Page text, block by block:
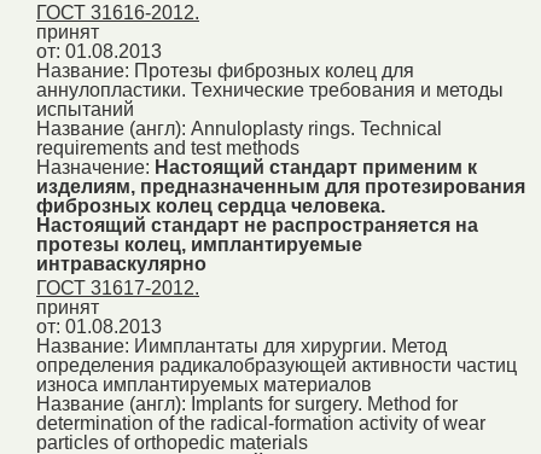
ГОСТ 31616-2012.
принят
от: 01.08.2013
Название: Протезы фиброзных колец для
аннулопластики. Технические требования и методы
испытаний
Название (англ): Annuloplasty rings. Technical
requirements and test methods
Назначение: Настоящий стандарт применим к
изделиям, предназначенным для протезирования
фиброзных колец сердца человека.
Настоящий стандарт не распространяется на
протезы колец, имплантируемые
интраваскулярно
ГОСТ 31617-2012.
принят
от: 01.08.2013
Название: Иимплантаты для хирургии. Метод
определения радикалобразующей активности частиц
износа имплантируемых материалов
Название (англ): Implants for surgery. Method for
determination of the radical-formation activity of wear
particles of orthopedic materials